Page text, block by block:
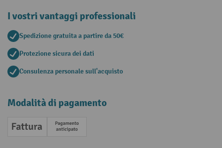
I vostri vantaggi professionali
Spedizione gratuita a partire da 50€
Protezione sicura dei dati
Consulenza personale sull'acquisto
Modalità di pagamento
Fattura Pagamento anticipato